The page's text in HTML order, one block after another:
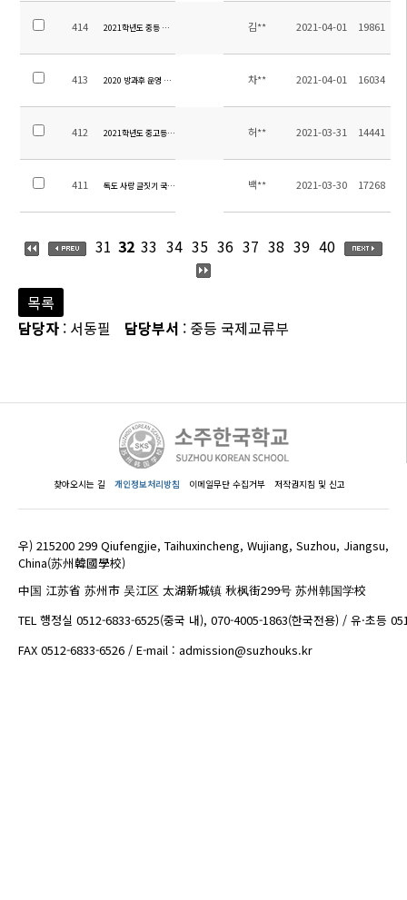
414 2021학년도 중등 평가계획 비율 김** 2021-04-01 19861
413 2020 방과후 운영 결과 보고 차** 2021-04-01 16034
412 2021학년도 중고등 1학기 방과후 운영계획 허** 2021-03-31 14441
411 독도 사랑 글짓기 국제대회 안내 백** 2021-03-30 17268
31 32 33 34 35 36 37 38 39 40
목록
담당자 : 서동필 담당부서 : 중등 국제교류부
찾아오시는 길 개인정보처리방침 이메일무단 수집거부 저작권지침 및 신고
우) 215200 299 Qiufengjie, Taihuxincheng, Wujiang, Suzhou, Jiangsu,
China(苏州韓國學校)
中国 江苏省 苏州市 吴江区 太湖新城镇 秋枫街299号 苏州韩国学校
TEL 행정실 0512-6833-6525(중국 내), 070-4005-1863(한국전용) / 유·초등
FAX 0512-6833-6526 / E-mail : admission@suzhouks.kr